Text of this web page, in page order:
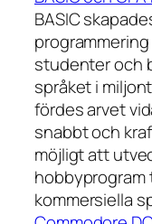
BASIC
studenter och
språket i
fördes arvet
snabbt och
möjligt att
hobbyprogram
kommersiella